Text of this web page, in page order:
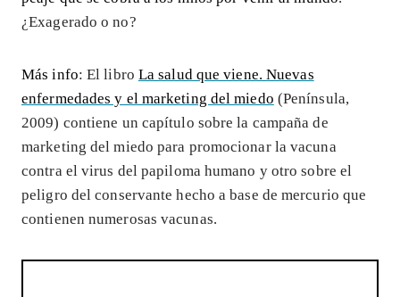
¿Exagerado o no?
Más info: El libro La salud que viene. Nuevas
enfermedades y el marketing del miedo (Península,
2009) contiene un capítulo sobre la campaña de
marketing del miedo para promocionar la vacuna
contra el virus del papiloma humano y otro sobre el
peligro del conservante hecho a base de mercurio que
contienen numerosas vacunas.